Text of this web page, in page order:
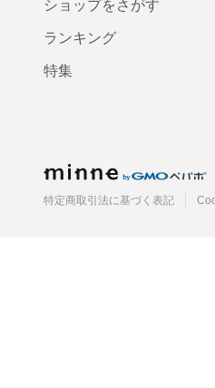
ショップをさがす
ランキング
特集
特定商取引法に基づく表記